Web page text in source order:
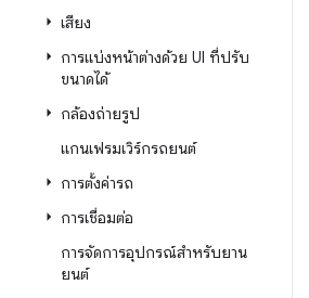
เสียง
การแบ่งหน้าต่างด้วย UI ที่ปรับ
ขนาดได้
กล้องถ่ายรูป
แกนเฟรมเวิร์กรถยนต์
การตั้งค่ารถ
การเชื่อมต่อ
การจัดการอุปกรณ์สำหรับยาน
ยนต์